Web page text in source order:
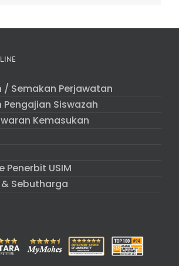
/ Semakan Perjawatan
Pengajian Siswazah
Kemasukan
Penerbit USIM
Sebutharga